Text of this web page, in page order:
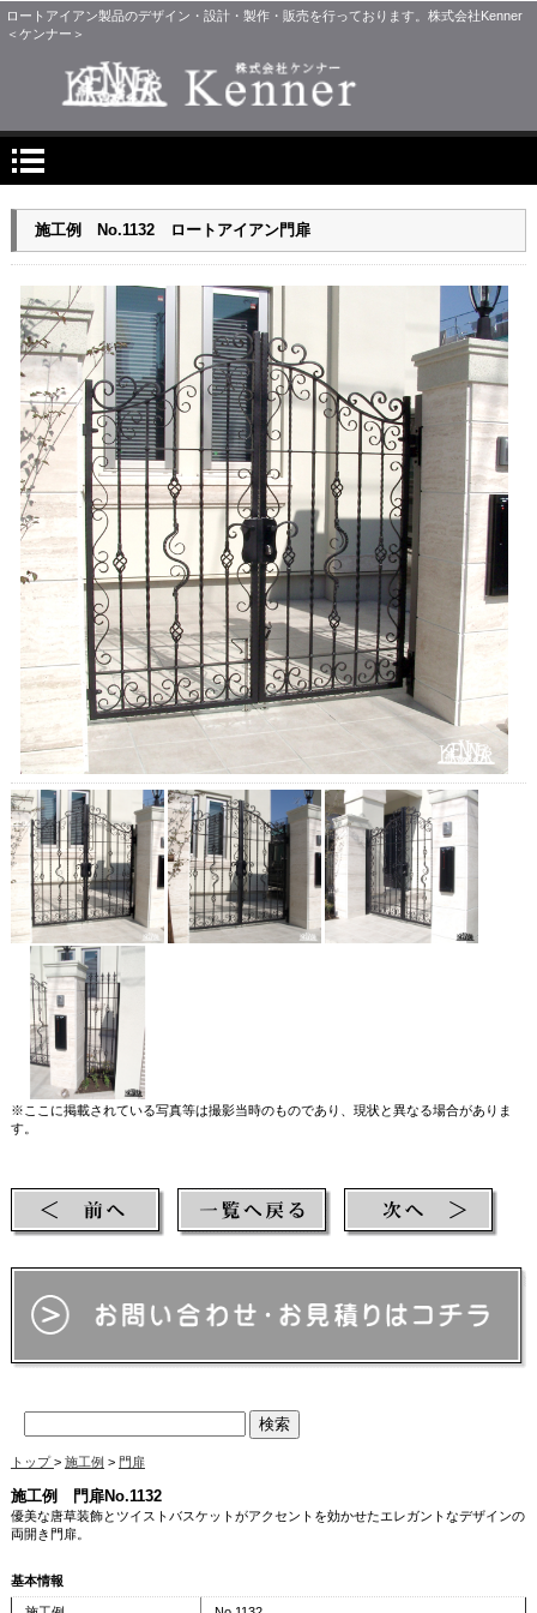
ロートアイアン製品のデザイン・設計・製作・販売を行っております。株式会社Kenner
＜ケンナー＞
施工例 No.1132 ロートアイアン門扉
※ここに掲載されている写真等は撮影当時のものであり、現状と異なる場合がありま
す。
トップ> 施工例 > 門扉
施工例 門扉No.1132
優美な唐草装飾とツイストバスケットがアクセントを効かせたエレガントなデザインの
両開き門扉。
基本情報